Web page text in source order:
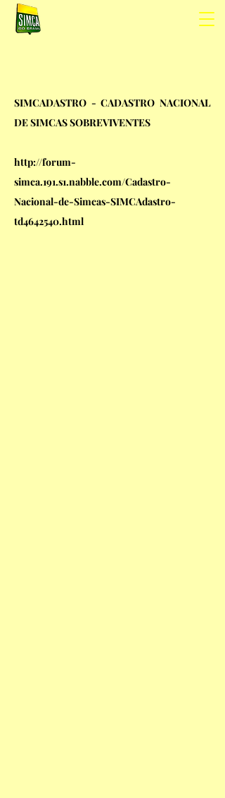
SIMCADASTRO - CADASTRO NACIONAL
DE SIMCAS SOBREVIVENTES
http://forum-
simca.191.s1.nabble.com/Cadastro-
Nacional-de-Simcas-SIMCAdastro-
td4642540.html